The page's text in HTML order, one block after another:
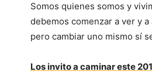
Somos quienes somos y
debemos comenzar a ver y
pero cambiar uno mismo sí
Los invito a caminar este